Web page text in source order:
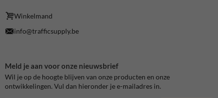
Winkelmand
info@trafficsupply.be
Meld je aan voor onze nieuwsbrief
Wil je op de hoogte blijven van onze producten en onze
ontwikkelingen. Vul dan hieronder je e-mailadres in.